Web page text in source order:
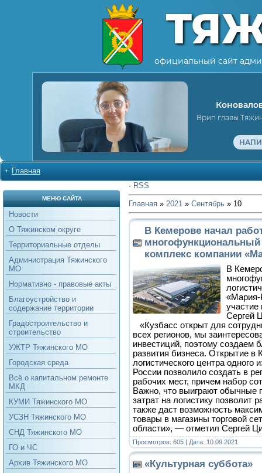
официальный сайт
Врип главы
Главная
МЕНЮ САЙТА
Новости
О Тяжинском округе
Территориальные отделы
Администрация Тяжинского
МО
Нормативно - правовые акты
Благоустройство и
содержание территории
Градостроительство и
строительство
УЖТР Тяжинского МО
Городская среда
Всё о капитальном ремонте
МКД
КУМИ Тяжинского МО
УСЗН Тяжинского МО
СНД Тяжинского МО
ГО и ЧС
Архив Тяжинского МО
· RSS
Главная » 2021 » Сентябрь » 10
В Кемерове начал
многофункциональный
комплекс компании
В
«Мария-
участие
Сергей
«Кузбасс открыт для
всех регионов, мы
инвестиций, поэтому создаем
развития бизнеса. Открытие в
логистического центра одного
России позволило создать в
рабочих мест, причем набор
Важно, что выиграют обычные
затрат на логистику позволит
также даст возможность
товары в магазины торговой
области», — отметил Сергей
Просмотров: 605 | Дата: 10.09.2021
«Культурная суббота»